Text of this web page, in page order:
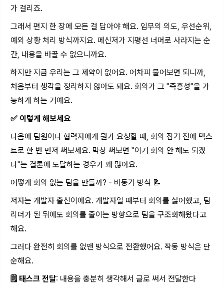
가 걸리죠.
그래서 편지 한 장에 모든 걸 담아야 해요. 임무의 의도, 우선순위,
예외 상황 처리 방식까지요. 메신저가 지평선 너머로 사라지는 순
간, 내용을 바꿀 수 없으니까요.
하지만 지금 우리는 그 제약이 없어요. 어차피 물어보면 되니까,
처음부터 생각을 정리하지 않아도 돼요. 회의가 그 "즉흥성"을 가
능하게 하는 거예요.
✅ 이렇게 해보세요
다음에 팀원이나 협력자에게 뭔가 요청할 때, 회의 잡기 전에 텍스
트로 한 번 먼저 써보세요. 막상 써보면 "이거 회의 안 해도 되겠
다"는 결론에 도달하는 경우가 꽤 많아요.
어떻게 회의 없는 팀을 만들까? - 비동기 방식 📝
저자는 개발자 출신이에요. 개발자일 때부터 회의를 싫어했고, 팀
리더가 된 뒤에도 회의를 줄이는 방향으로 팀을 구조화해왔다고
해요.
그러다 완전히 회의를 없앤 방식으로 전환했어요. 작동 방식은 단
순해요.
🗒️ 태스크 전달: 내용을 충분히 생각해서 글로 써서 전달한다